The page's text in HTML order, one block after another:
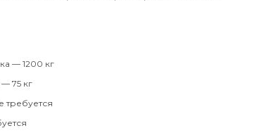
— 1200 кг
75 кг
требуется